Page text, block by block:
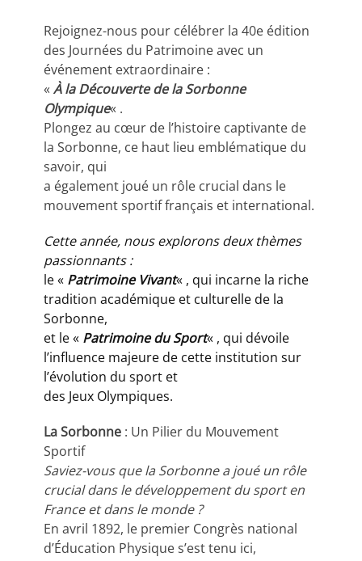
Rejoignez-nous pour célébrer la 40e édition
des Journées du Patrimoine avec un
événement extraordinaire :
« À la Découverte de la Sorbonne
Olympique« .
Plongez au cœur de l’histoire captivante de
la Sorbonne, ce haut lieu emblématique du
savoir, qui
a également joué un rôle crucial dans le
mouvement sportif français et international.
Cette année, nous explorons deux thèmes
passionnants :
le « Patrimoine Vivant« , qui incarne la riche
tradition académique et culturelle de la
Sorbonne,
et le « Patrimoine du Sport« , qui dévoile
l’influence majeure de cette institution sur
l’évolution du sport et
des Jeux Olympiques.
La Sorbonne : Un Pilier du Mouvement
Sportif
Saviez-vous que la Sorbonne a joué un rôle
crucial dans le développement du sport en
France et dans le monde ?
En avril 1892, le premier Congrès national
d’Éducation Physique s’est tenu ici,